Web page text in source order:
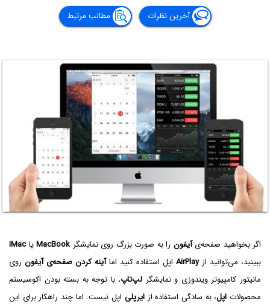
آخرین نظرات مطالب مرتبط
اگر بخواهید صفحه‌یآیفون را به صورت بزرگ روی نمایشگر MacBookیاiMac
ببینید، می‌توانید ازAirPlay اپل استفاده کنید اماآینه کردن صفحه‌ی آیفون روی
مانیتور کامپیوتر ویندوزی و نمایشگر لپ‌تاپ، با توجه به بسته بودن اکوسیستم
محصولات اپل، به سادگی استفاده ازایرپلی اپل نیست. اما چند راهکار برای این